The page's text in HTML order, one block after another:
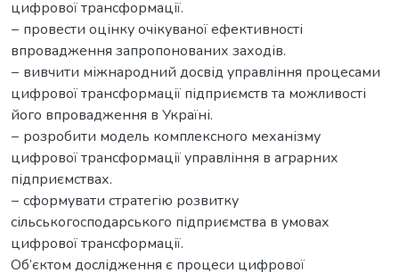
цифрової трансформації.
− провести оцінку очікуваної ефективності
впровадження запропонованих заходів.
− вивчити міжнародний досвід управління процесами
цифрової трансформації підприємств та можливості
його впровадження в Україні.
− розробити модель комплексного механізму
цифрової трансформації управління в аграрних
підприємствах.
− сформувати стратегію розвитку
сільськогосподарського підприємства в умовах
цифрової трансформації.
Об’єктом дослідження є процеси цифрової